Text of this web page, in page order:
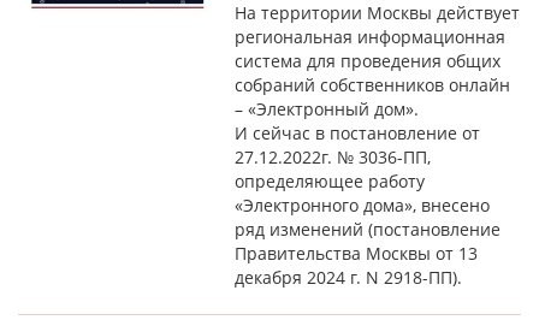
На территории Москвы действует
региональная информационная
система для проведения общих
собраний собственников онлайн
– «Электронный дом».
И сейчас в постановление от
27.12.2022г. № 3036-ПП,
определяющее работу
«Электронного дома», внесено
ряд изменений (постановление
Правительства Москвы от 13
декабря 2024 г. N 2918-ПП).